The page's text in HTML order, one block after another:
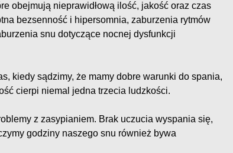
obejmują nieprawidłową ilość, jakość oraz czas
bezsenność i hipersomnia, zaburzenia rytmów
snu dotyczące nocnej dysfunkcji
kiedy sądzimy, że mamy dobre warunki do spania,
cierpi niemal jedna trzecia ludzkości.
z zasypianiem. Brak uczucia wyspania się,
godziny naszego snu również bywa